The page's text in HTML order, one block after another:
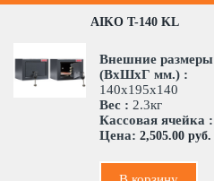
AIKO T-140 KL
Внешние размеры
(ВхШхГ мм.) :
140x195x140
Вес : 2.3кг
Кассовая ячейка :
Цена: 2,505.00 руб.